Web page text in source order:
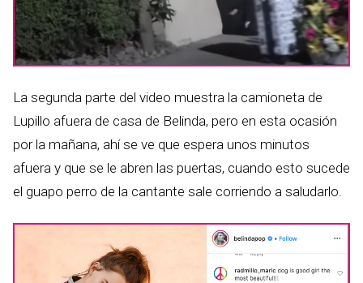
La segunda parte del video muestra la camioneta de
Lupillo afuera de casa de Belinda, pero en esta ocasión
por la mañana, ahí se ve que espera unos minutos
afuera y que se le abren las puertas, cuando esto sucede
el guapo perro de la cantante sale corriendo a saludarlo.